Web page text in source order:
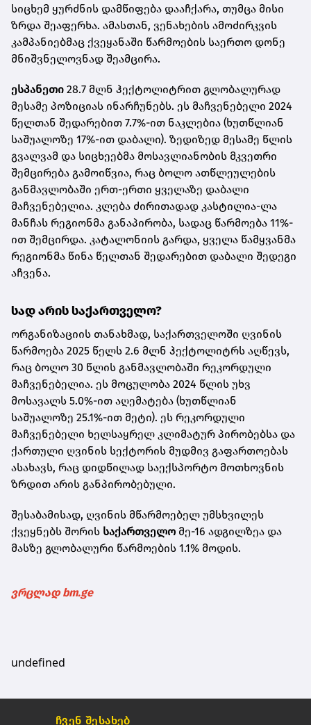
სიცხემ ყურძნის დამწიფება დააჩქარა, თუმცა მისი
ზრდა შეაფერხა. ამასთან, ვენახების ამოძირკვის
კამპანიებმაც ქვეყანაში წარმოების საერთო დონე
მნიშვნელოვნად შეამცირა.
ესპანეთი 28.7 მლნ ჰექტოლიტრით გლობალურად
მესამე პოზიციას ინარჩუნებს. ეს მაჩვენებელი 2024
წელთან შედარებით 7.7%-ით ნაკლებია (ხუთწლიან
საშუალოზე 17%-ით დაბალი). ზედიზედ მესამე წლის
გვალვამ და სიცხეებმა მოსავლიანობის მკვეთრი
შემცირება გამოიწვია, რაც ბოლო ათწლეულების
განმავლობაში ერთ-ერთი ყველაზე დაბალი
მაჩვენებელია. კლება ძირითადად კასტილია-ლა
მანჩას რეგიონმა განაპირობა, სადაც წარმოება 11%-
ით შემცირდა. კატალონიის გარდა, ყველა წამყვანმა
რეგიონმა წინა წელთან შედარებით დაბალი შედეგი
აჩვენა.
სად არის საქართველო?
ორგანიზაციის თანახმად, საქართველოში ღვინის
წარმოება 2025 წელს 2.6 მლნ ჰექტოლიტრს აღწევს,
რაც ბოლო 30 წლის განმავლობაში რეკორდული
მაჩვენებელია. ეს მოცულობა 2024 წლის უხვ
მოსავალს 5.0%-ით აღემატება (ხუთწლიან
საშუალოზე 25.1%-ით მეტი). ეს რეკორდული
მაჩვენებელი ხელსაყრელ კლიმატურ პირობებსა და
ქართული ღვინის სექტორის მუდმივ გაფართოებას
ასახავს, რაც დიდწილად საექსპორტო მოთხოვნის
ზრდით არის განპირობებული.
შესაბამისად, ღვინის მწარმოებელ უმსხვილეს
ქვეყნებს შორის საქართველო მე-16 ადგილზეა და
მასზე გლობალური წარმოების 1.1% მოდის.
ვრცლად bm.ge
undefined
ჩვენ შესახებ